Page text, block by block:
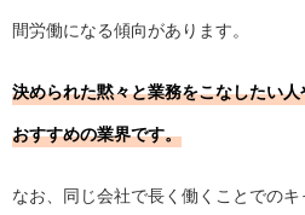
間労働になる傾向があります。
決められた黙々と業務をこなしたい
おすすめの業界です。
なお、同じ会社で長く働くことでの